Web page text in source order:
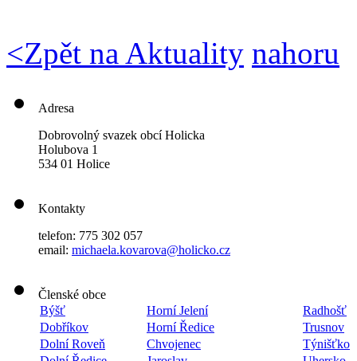
<Zpět na Aktuality nahoru
Adresa
Dobrovolný svazek obcí Holicka
Holubova 1
534 01 Holice
Kontakty
telefon: 775 302 057
email: michaela.kovarova@holicko.cz
Členské obce
Býšť
Horní Jelení
Radhošť
Dobříkov
Horní Ředice
Trusnov
Dolní Roveň
Chvojenec
Týnišťko